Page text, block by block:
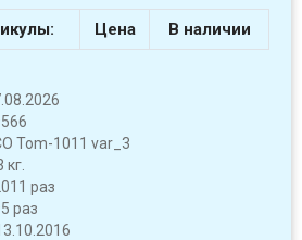
Цена В наличии
Tom-1011 var_3
кг.
раз
раз